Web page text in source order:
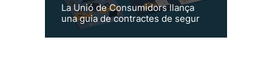
La Unió de Consumidors llança
una guia de contractes de segur